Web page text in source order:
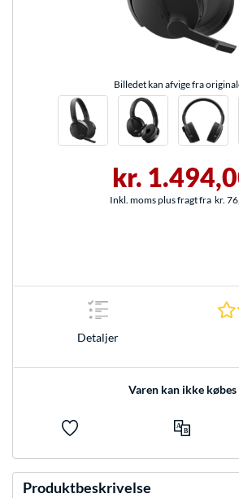
Billedet kan afvige fra
kr.
Inkl. moms plus fragt fra kr.
Detaljer
Varen kan ikke købes
Produktbeskrivelse